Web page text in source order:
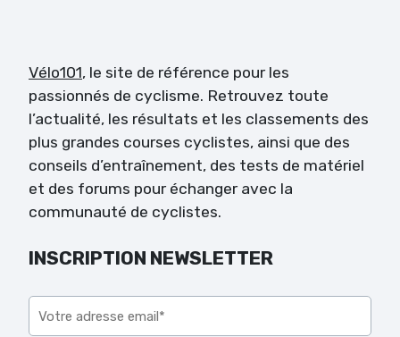
Vélo101, le site de référence pour les
passionnés de cyclisme. Retrouvez toute
l’actualité, les résultats et les classements des
plus grandes courses cyclistes, ainsi que des
conseils d’entraînement, des tests de matériel
et des forums pour échanger avec la
communauté de cyclistes.
INSCRIPTION NEWSLETTER